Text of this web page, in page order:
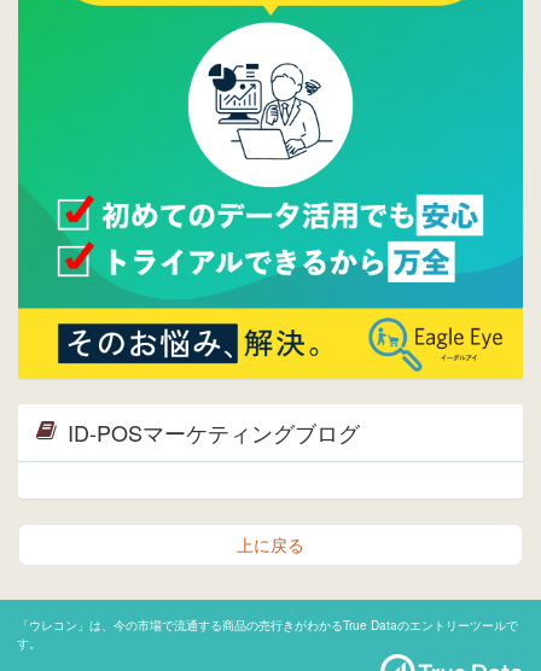
2015/09/28
ウレコンが機能拡充し、サイトリニューアル
しました。⇒
ウレコンFacebook
Facebookページを開設しました。詳細は
ら。
ウレコンサイトリリースしました。
ID-POSマーケティングブログ
上に戻る
「ウレコン」は、今の市場で流通する商品の売行きがわかるTrue Dataのエントリーツールで
す。